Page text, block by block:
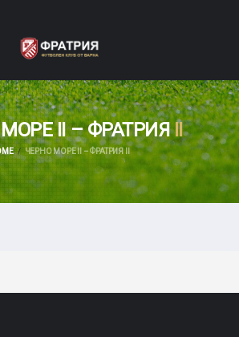
II – ФРАТРИЯII
ЧЕРНО МОРЕ II – ФРАТРИЯ II